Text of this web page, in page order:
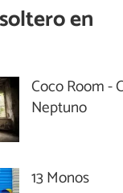
en
Coco Room -
Neptuno
13 Monos